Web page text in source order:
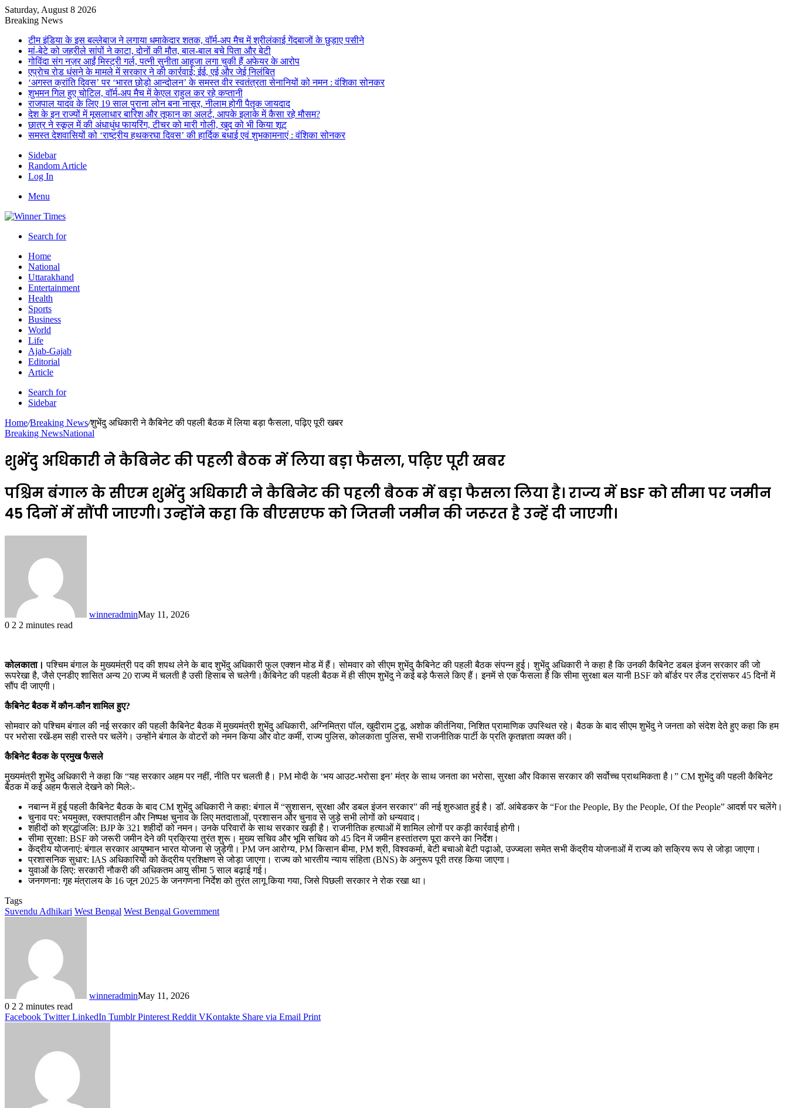
Saturday, August 8 2026
Breaking News
टीम इंडिया के इस बल्लेबाज ने लगाया धमाकेदार शतक, वॉर्म-अप मैच में श्रीलंकाई गेंदबाजों के छुड़ाए पसीने
मां-बेटे को जहरीले सांपों ने काटा, दोनों की मौत, बाल-बाल बचे पिता और बेटी
गोविंदा संग नज़र आईं मिस्ट्री गर्ल, पत्नी सुनीता आहूजा लगा चुकी हैं अफेयर के आरोप
एप्राेच रोड धंसने के मामले में सरकार ने की कार्रवाई; ईई, एई और जेई निलंबित
‘अगस्त क्रांति दिवस’ पर ‘भारत छोड़ो आन्दोलन’ के समस्त वीर स्वतंत्रता सेनानियों को नमन : वंशिका सोनकर
शुभमन गिल हुए चोटिल, वॉर्म-अप मैच में केएल राहुल कर रहे कप्तानी
राजपाल यादव के लिए 19 साल पुराना लोन बना नासूर, नीलाम होगी पैतृक जायदाद
देश के इन राज्यों में मूसलाधार बारिश और तूफान का अलर्ट, आपके इलाके में कैसा रहे मौसम?
छात्र ने स्कूल में की अंधाधुंध फायरिंग, टीचर को मारी गोली, खुद को भी किया शूट
समस्त देशवासियों को ‘राष्ट्रीय हथकरघा दिवस’ की हार्दिक बधाई एवं शुभकामनाएं : वंशिका सोनकर
Sidebar
Random Article
Log In
Menu
Search for
Home
National
Uttarakhand
Entertainment
Health
Sports
Business
World
Life
Ajab-Gajab
Editorial
Article
Search for
Sidebar
Home/Breaking News/शुभेंदु अधिकारी ने कैबिनेट की पहली बैठक में लिया बड़ा फैसला, पढ़िए पूरी खबर
Breaking NewsNational
शुभेंदु अधिकारी ने कैबिनेट की पहली बैठक में लिया बड़ा फैसला, पढ़िए पूरी खबर
पश्चिम बंगाल के सीएम शुभेंदु अधिकारी ने कैबिनेट की पहली बैठक में बड़ा फैसला लिया है। राज्य में BSF को सीमा पर जमीन
45 दिनों में सौंपी जाएगी। उन्होंने कहा कि बीएसएफ को जितनी जमीन की जरूरत है उन्हें दी जाएगी।
winneradminMay 11, 2026
0 2 2 minutes read
कोलकाता। पश्चिम बंगाल के मुख्यमंत्री पद की शपथ लेने के बाद शुभेंदु अधिकारी फुल एक्शन मोड में हैं। सोमवार को सीएम शुभेंदु कैबिनेट की पहली बैठक संपन्न हुई। शुभेंदु अधिकारी ने कहा है कि उनकी कैबिनेट डबल इंजन सरकार की जो
रूपरेखा है, जैसे एनडीए शासित अन्य 20 राज्य में चलती है उसी हिसाब से चलेगी।कैबिनेट की पहली बैठक में ही सीएम शुभेंदु ने कई बड़े फैसले किए हैं। इनमें से एक फैसला है कि सीमा सुरक्षा बल यानी BSF को बॉर्डर पर लैंड ट्रांसफर 45 दिनों में
सौंप दी जाएगी।
कैबिनेट बैठक में कौन-कौन शामिल हुए?
सोमवार को पश्चिम बंगाल की नई सरकार की पहली कैबिनेट बैठक में मुख्यमंत्री शुभेंदु अधिकारी, अग्निमित्रा पॉल, खुदीराम टुडू, अशोक कीर्तनिया, निशित प्रामाणिक उपस्थित रहे। बैठक के बाद सीएम शुभेंदु ने जनता को संदेश देते हुए कहा कि हम
पर भरोसा रखें-हम सही रास्ते पर चलेंगे। उन्होंने बंगाल के वोटरों को नमन किया और वोट कर्मी, राज्य पुलिस, कोलकाता पुलिस, सभी राजनीतिक पार्टी के प्रति कृतज्ञता व्यक्त की।
कैबिनेट बैठक के प्रमुख फैसले
मुख्यमंत्री शुभेंदु अधिकारी ने कहा कि “यह सरकार अहम पर नहीं, नीति पर चलती है। PM मोदी के ‘भय आउट-भरोसा इन’ मंत्र के साथ जनता का भरोसा, सुरक्षा और विकास सरकार की सर्वोच्च प्राथमिकता है।” CM शुभेंदु की पहली कैबिनेट
बैठक में कई अहम फैसले देखने को मिले:-
नबान्न में हुई पहली कैबिनेट बैठक के बाद CM शुभेंदु अधिकारी ने कहा: बंगाल में “सुशासन, सुरक्षा और डबल इंजन सरकार” की नई शुरुआत हुई है। डॉ. आंबेडकर के “For the People, By the People, Of the People” आदर्श पर चलेंगे।
चुनाव पर: भयमुक्त, रक्तपातहीन और निष्पक्ष चुनाव के लिए मतदाताओं, प्रशासन और चुनाव से जुड़े सभी लोगों को धन्यवाद।
शहीदों को श्रद्धांजलि: BJP के 321 शहीदों को नमन। उनके परिवारों के साथ सरकार खड़ी है। राजनीतिक हत्याओं में शामिल लोगों पर कड़ी कार्रवाई होगी।
सीमा सुरक्षा: BSF को जरूरी जमीन देने की प्रक्रिया तुरंत शुरू। मुख्य सचिव और भूमि सचिव को 45 दिन में जमीन हस्तांतरण पूरा करने का निर्देश।
केंद्रीय योजनाएं: बंगाल सरकार आयुष्मान भारत योजना से जुड़ेगी। PM जन आरोग्य, PM किसान बीमा, PM श्री, विश्वकर्मा, बेटी बचाओ बेटी पढ़ाओ, उज्ज्वला समेत सभी केंद्रीय योजनाओं में राज्य को सक्रिय रूप से जोड़ा जाएगा।
प्रशासनिक सुधार: IAS अधिकारियों को केंद्रीय प्रशिक्षण से जोड़ा जाएगा। राज्य को भारतीय न्याय संहिता (BNS) के अनुरूप पूरी तरह किया जाएगा।
युवाओं के लिए: सरकारी नौकरी की अधिकतम आयु सीमा 5 साल बढ़ाई गई।
जनगणना: गृह मंत्रालय के 16 जून 2025 के जनगणना निर्देश को तुरंत लागू किया गया, जिसे पिछली सरकार ने रोक रखा था।
Tags
Suvendu Adhikari West Bengal West Bengal Government
winneradminMay 11, 2026
0 2 2 minutes read
Facebook Twitter LinkedIn Tumblr Pinterest Reddit VKontakte Share via Email Print